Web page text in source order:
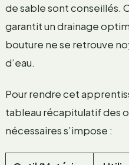
de sable sont conseillés.
garantit un drainage
bouture ne se retrouve
d’eau.
Pour rendre cet
tableau récapitulatif des
nécessaires s’impose :